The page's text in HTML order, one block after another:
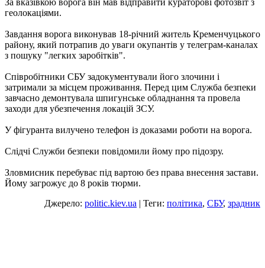
За вказівкою ворога він мав відправити кураторові фотозвіт з
геолокаціями.
Завдання ворога виконував 18-річний житель Кременчуцького
району, який потрапив до уваги окупантів у телеграм-каналах
з пошуку "легких заробітків".
Співробітники СБУ задокументували його злочини і
затримали за місцем проживання. Перед цим Служба безпеки
завчасно демонтувала шпигунське обладнання та провела
заходи для убезпечення локацій ЗСУ.
У фігуранта вилучено телефон із доказами роботи на ворога.
Слідчі Служби безпеки повідомили йому про підозру.
Зловмисник перебуває під вартою без права внесення застави.
Йому загрожує до 8 років тюрми.
Джерело: politic.kiev.ua | Теги: політика, СБУ, зрадник